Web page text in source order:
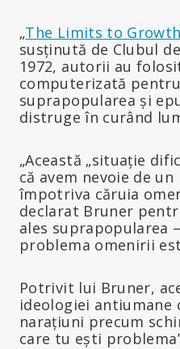
„The Limits to Growth
susținută de Clubul
1972, autorii au
computerizată
suprapopularea și
distruge în curând
„Această „situație
că avem nevoie de
împotriva căruia
declarat Bruner
ales suprapopularea
problema omenirii
Potrivit lui Bruner,
ideologiei antiumane
narațiuni precum
care tu ești